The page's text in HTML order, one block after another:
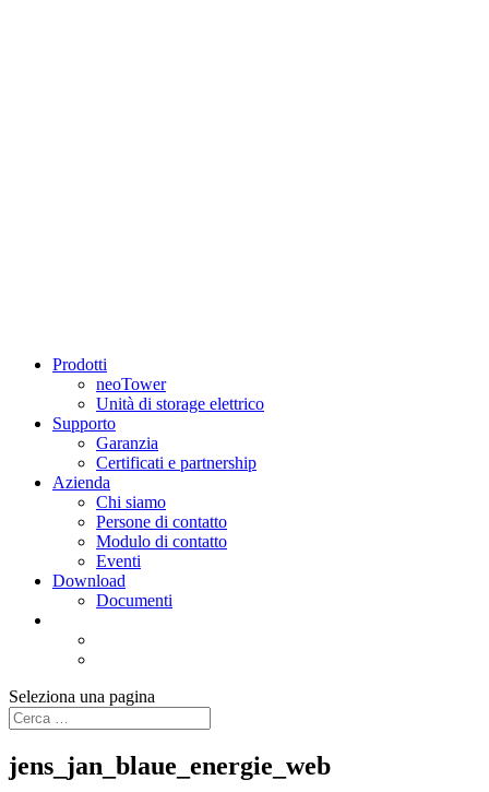
Prodotti
neoTower
Unità di storage elettrico
Supporto
Garanzia
Certificati e partnership
Azienda
Chi siamo
Persone di contatto
Modulo di contatto
Eventi
Download
Documenti
Seleziona una pagina
jens_jan_blaue_energie_web